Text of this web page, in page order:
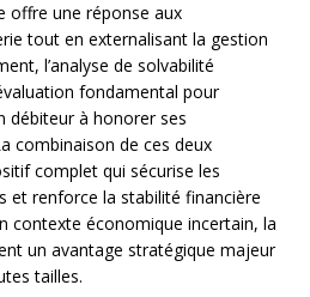
offre une réponse aux
tout en externalisant la gestion
l’analyse de solvabilité
fondamental pour
débiteur à honorer ses
combinaison de ces deux
complet qui sécurise les
et renforce la stabilité financière
contexte économique incertain, la
un avantage stratégique majeur
tailles.